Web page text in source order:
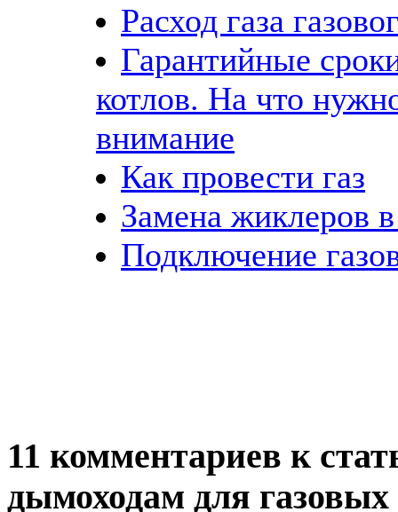
Расход газа
Гарантийные
котлов. На что
внимание
Как провести газ
Замена жиклеров
Подключение
11 комментариев к
дымоходам для газовых